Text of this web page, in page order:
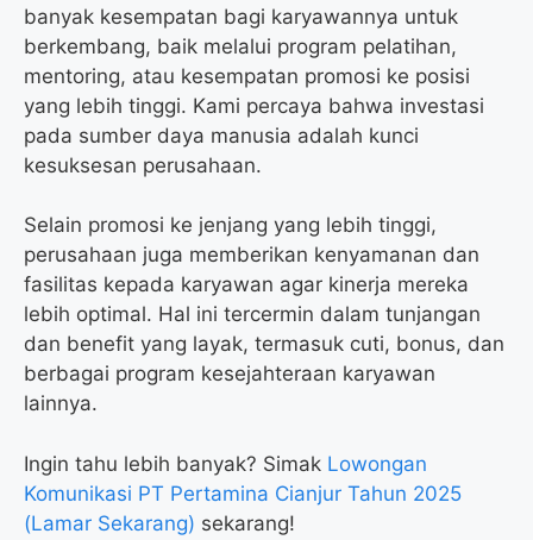
banyak kesempatan bagi karyawannya untuk
berkembang, baik melalui program pelatihan,
mentoring, atau kesempatan promosi ke posisi
yang lebih tinggi. Kami percaya bahwa investasi
pada sumber daya manusia adalah kunci
kesuksesan perusahaan.
Selain promosi ke jenjang yang lebih tinggi,
perusahaan juga memberikan kenyamanan dan
fasilitas kepada karyawan agar kinerja mereka
lebih optimal. Hal ini tercermin dalam tunjangan
dan benefit yang layak, termasuk cuti, bonus, dan
berbagai program kesejahteraan karyawan
lainnya.
Ingin tahu lebih banyak? Simak Lowongan
Komunikasi PT Pertamina Cianjur Tahun 2025
(Lamar Sekarang) sekarang!